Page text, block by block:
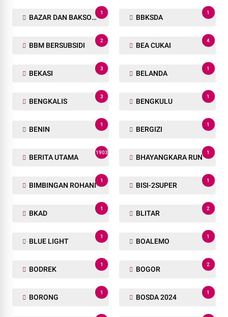
BAZAR DAN BAKSOS RAMADHAN
1
BBKSDA
1
BBM BERSUBSIDI
2
BEA CUKAI
4
BEKASI
3
BELANDA
1
BENGKALIS
3
BENGKULU
1
BENIN
1
BERGIZI
1
BERITA UTAMA
1903
BHAYANGKARA RUN
1
BIMBINGAN ROHANI
1
BISI-2SUPER
1
BKAD
1
BLITAR
2
BLUE LIGHT
1
BOALEMO
1
BODREK
1
BOGOR
2
BORONG
1
BOSDA 2024
1